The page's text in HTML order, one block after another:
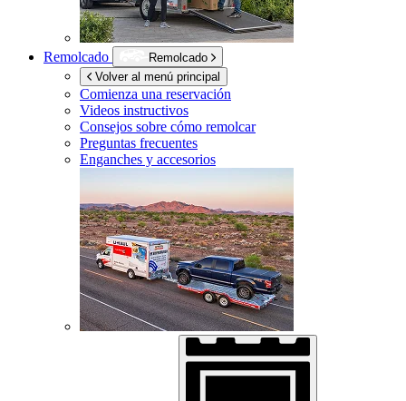
Remolcado
Remolcado
Volver al menú principal
Comienza una reservación
Videos instructivos
Consejos sobre cómo remolcar
Preguntas frecuentes
Enganches y accesorios